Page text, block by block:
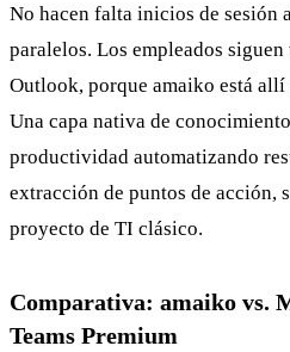
No hacen falta inicios de sesión
paralelos. Los empleados
Outlook, porque amaiko está
Una capa nativa de
productividad automatizando
extracción de puntos de acción,
proyecto de TI clásico.
Comparativa: amaiko vs.
Teams Premium